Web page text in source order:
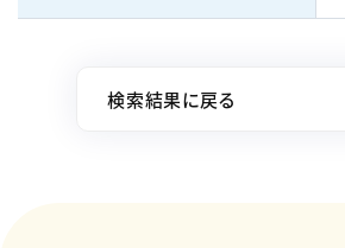
検索結果に戻る